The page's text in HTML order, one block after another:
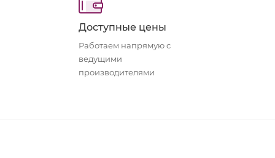
Доступные цены
Работаем напрямую с
ведущими
производителями